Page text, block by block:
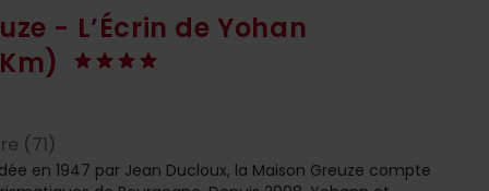
- L’Écrin de Yohan
(71)
en 1947 par Jean Ducloux, la Maison Greuze compte